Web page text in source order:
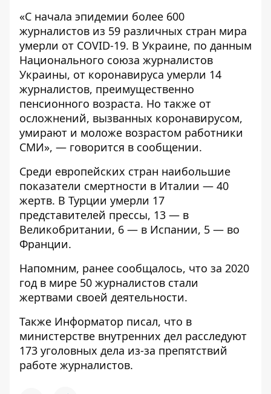
«С начала эпидемии более 600
журналистов из 59 различных стран мира
умерли от COVID-19. В Украине, по данным
Национального союза журналистов
Украины, от коронавируса умерли 14
журналистов, преимущественно
пенсионного возраста. Но также от
осложнений, вызванных коронавирусом,
умирают и моложе возрастом работники
СМИ», — говорится в сообщении.
Среди европейских стран наибольшие
показатели смертности в Италии — 40
жертв. В Турции умерли 17
представителей прессы, 13 — в
Великобритании, 6 — в Испании, 5 — во
Франции.
Напомним, ранее сообщалось, что за 2020
год в мире 50 журналистов стали
жертвами своей деятельности.
Также Информатор писал, что в
министерстве внутренних дел расследуют
173 уголовных дела из-за препятствий
работе журналистов.